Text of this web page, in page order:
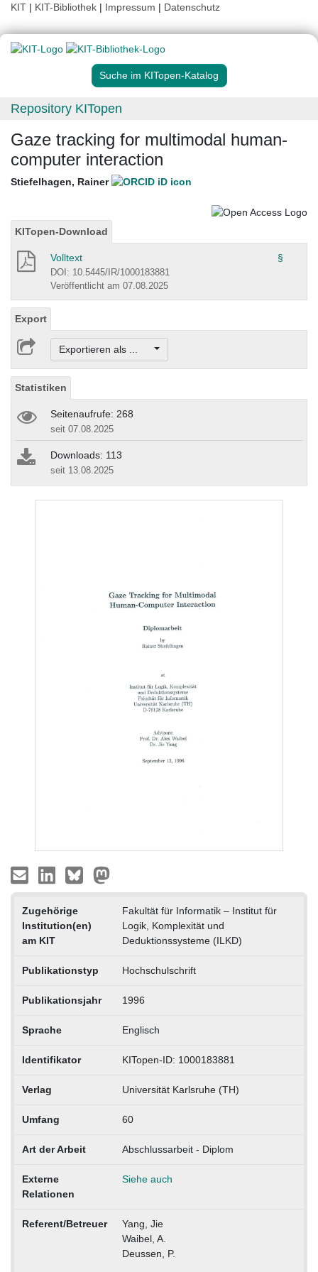
KIT | KIT-Bibliothek | Impressum | Datenschutz
Suche im KITopen-Katalog
Repository KITopen
Gaze tracking for multimodal human-
computer interaction
Stiefelhagen, Rainer
KITopen-Download
Volltext §
DOI: 10.5445/IR/1000183881
Veröffentlicht am 07.08.2025
Export
Exportieren als ...
Statistiken
Seitenaufrufe: 268
seit 07.08.2025
Downloads: 113
seit 13.08.2025
Zugehörige
Institution(en)
am KIT
Fakultät für Informatik – Institut für
Logik, Komplexität und
Deduktionssysteme (ILKD)
Publikationstyp Hochschulschrift
Publikationsjahr 1996
Sprache Englisch
Identifikator KITopen-ID: 1000183881
Verlag Universität Karlsruhe (TH)
Umfang 60
Art der Arbeit Abschlussarbeit - Diplom
Externe
Relationen
Siehe auch
Referent/Betreuer
Yang, Jie
Waibel, A.
Deussen, P.